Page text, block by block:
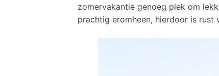
zomervakantie genoeg plek om
prachtig eromheen, hierdoor is rust